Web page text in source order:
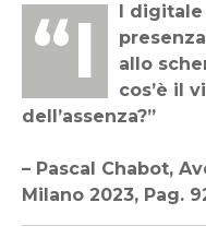
“Il digitale è soprattutto catturare la
allo
cos’è il
dell’assenza?”
– Pascal Chabot,
Milano 2023, Pag.